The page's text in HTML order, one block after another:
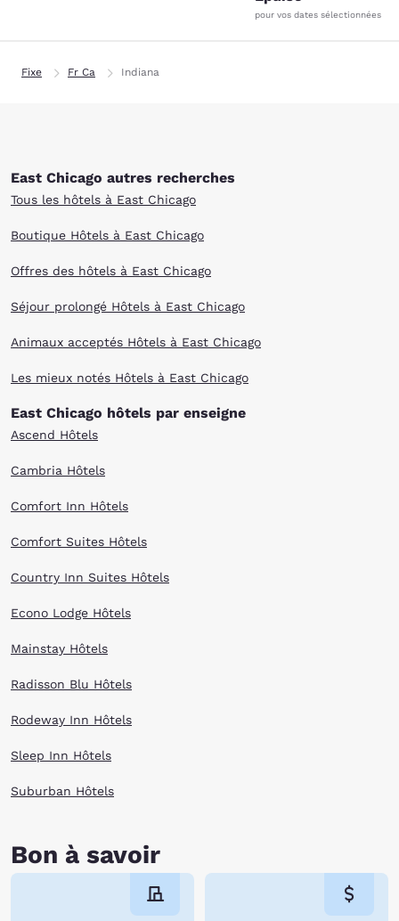
pour vos dates sélectionnées
Fixe Fr Ca Indiana
East Chicago autres recherches
Tous les hôtels à East Chicago
Boutique Hôtels à East Chicago
Offres des hôtels à East Chicago
Séjour prolongé Hôtels à East Chicago
Animaux acceptés Hôtels à East Chicago
Les mieux notés Hôtels à East Chicago
East Chicago hôtels par enseigne
Ascend Hôtels
Cambria Hôtels
Comfort Inn Hôtels
Comfort Suites Hôtels
Country Inn Suites Hôtels
Econo Lodge Hôtels
Mainstay Hôtels
Radisson Blu Hôtels
Rodeway Inn Hôtels
Sleep Inn Hôtels
Suburban Hôtels
Bon à savoir